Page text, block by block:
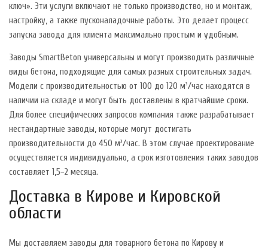
ключ». Эти услуги включают не только производство, но и монтаж,
настройку, а также пусконаладочные работы. Это делает процесс
запуска завода для клиента максимально простым и удобным.
Заводы SmartBeton универсальны и могут производить различные
виды бетона, подходящие для самых разных строительных задач.
Модели с производительностью от 100 до 120 м³/час находятся в
наличии на складе и могут быть доставлены в кратчайшие сроки.
Для более специфических запросов компания также разрабатывает
нестандартные заводы, которые могут достигать
производительности до 450 м³/час. В этом случае проектирование
осуществляется индивидуально, а срок изготовления таких заводов
составляет 1,5−2 месяца.
Доставка в Кирове и Кировской
области
Мы доставляем заводы для товарного бетона по Кирову и